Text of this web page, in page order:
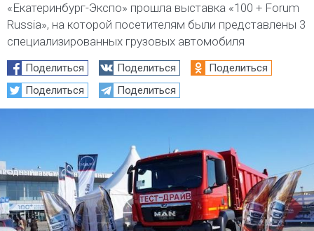
«Екатеринбург-Экспо» прошла выставка «100 + Forum
Russia», на которой посетителям были представлены 3
специализированных грузовых автомобиля
Поделиться Поделиться
Поделиться
Поделиться
Поделиться